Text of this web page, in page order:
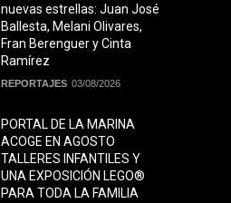
nuevas estrellas: Juan José
Ballesta, Melani Olivares,
Fran Berenguer y Cinta
Ramírez
REPORTAJES 03/08/2026
PORTAL DE LA MARINA
ACOGE EN AGOSTO
TALLERES INFANTILES Y
UNA EXPOSICIÓN LEGO®
PARA TODA LA FAMILIA